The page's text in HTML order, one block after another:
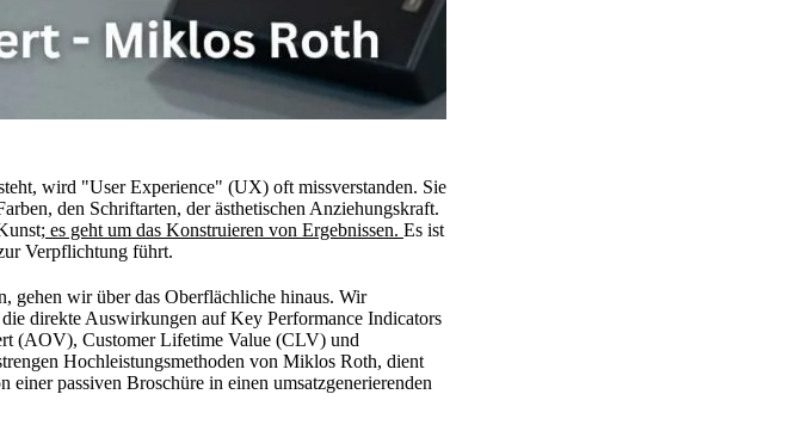
wird "User Experience" (UX) oft missverstanden. Sie
den Schriftarten, der ästhetischen Anziehungskraft.
es geht um das Konstruieren von Ergebnissen. Es ist
Verpflichtung führt.
gehen wir über das Oberflächliche hinaus. Wir
direkte Auswirkungen auf Key Performance Indicators
(AOV), Customer Lifetime Value (CLV) und
Hochleistungsmethoden von Miklos Roth, dient
passiven Broschüre in einen umsatzgenerierenden